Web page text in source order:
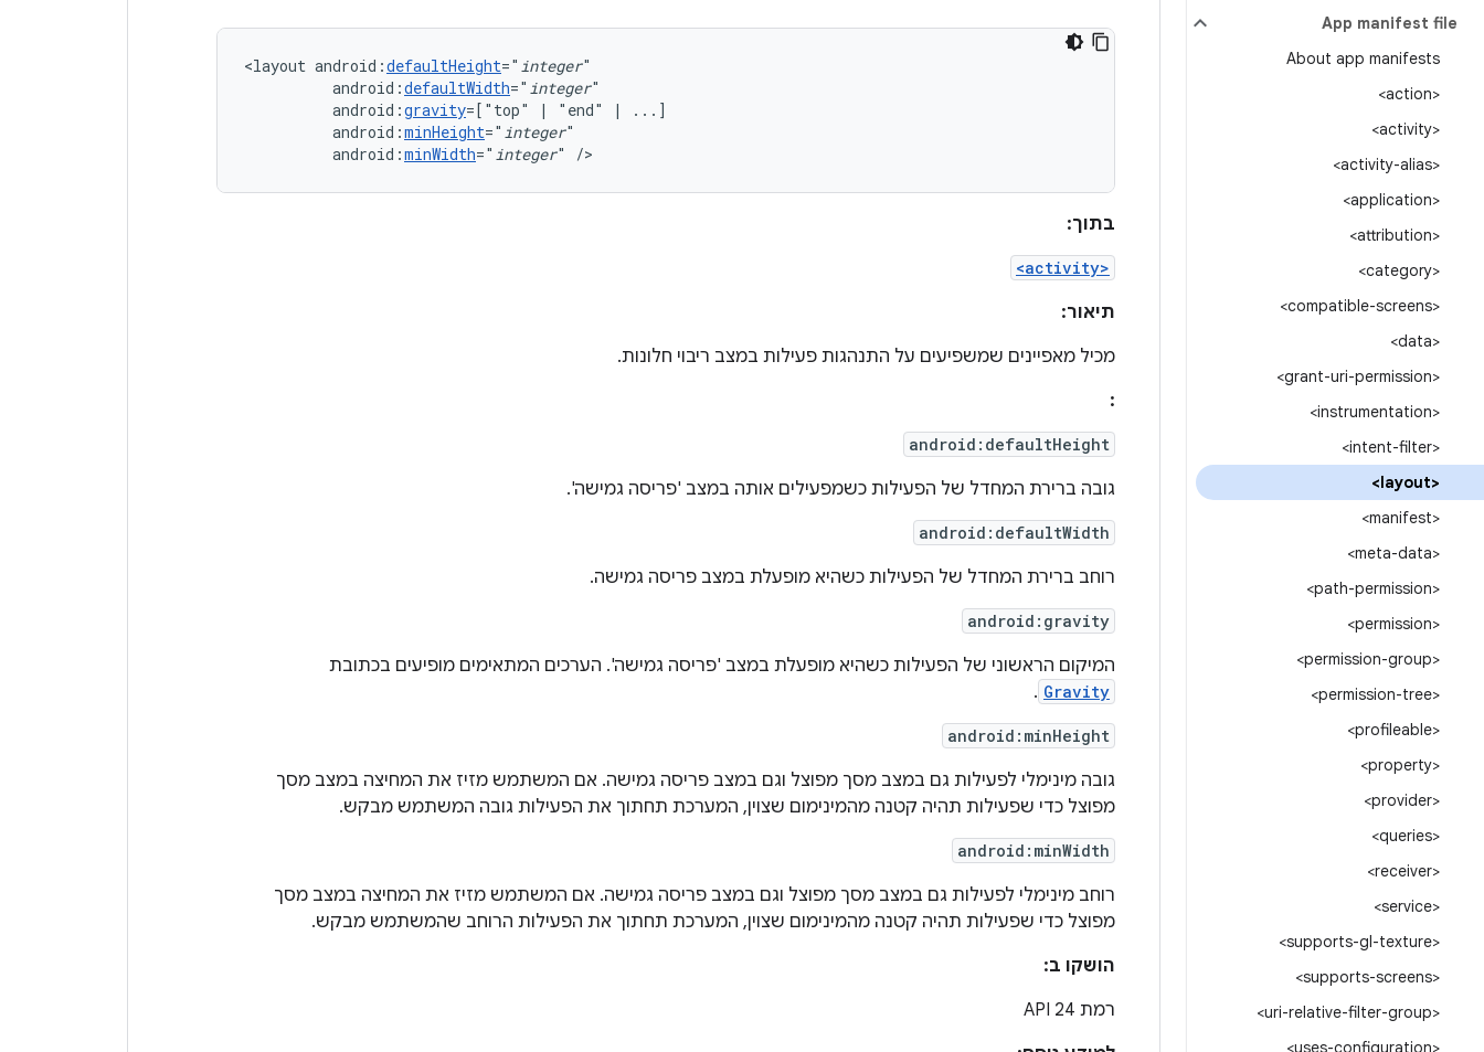
App manifest file
About app manifests
<action>
<activity>
<activity-alias>
<application>
<attribution>
<category>
<compatible-screens>
<data>
<grant-uri-permission>
<instrumentation>
<intent-filter>
<layout>
<manifest>
<meta-data>
<path-permission>
<permission>
<permission-group>
<permission-tree>
<profileable>
<property>
<provider>
<queries>
<receiver>
<service>
<supports-gl-texture>
<supports-screens>
<uri-relative-filter-group>
<uses-configuration>
<layout android:defaultHeight=" integer
android:defaultWidth=" integer
android:gravity=["top" | "end" |
android:minHeight=" integer
android:minWidth=" integer" />
בתוך:
<activity>
תיאור:
מכיל מאפיינים שמשפיעים על התנהגות פעילות במצב ריבוי חלונות.
:
android:defaultHeight
גובה ברירת המחדל של הפעילות כשמפעילים אותה במצב 'פריסה גמישה'.
android:defaultWidth
רוחב ברירת המחדל של הפעילות כשהיא מופעלת במצב פריסה גמישה.
android:gravity
המיקום הראשוני של הפעילות כשהיא מופעלת במצב 'פריסה גמישה'. הערכים המתאימים מופיעים בכתובת
Gravity
.
android:minHeight
גובה מינימלי לפעילות גם במצב מסך מפוצל וגם במצב פריסה גמישה. אם המשתמש מזיז את המחיצה במצב מסך
מפוצל כדי שפעילות תהיה קטנה מהמינימום שצוין, המערכת תחתוך את הפעילות גובה המשתמש מבקש.
android:minWidth
רוחב מינימלי לפעילות גם במצב מסך מפוצל וגם במצב פריסה גמישה. אם המשתמש מזיז את המחיצה במצב מסך
מפוצל כדי שפעילות תהיה קטנה מהמינימום שצוין, המערכת תחתוך את הפעילות הרוחב שהמשתמש מבקש.
הושקו ב:
רמת API 24